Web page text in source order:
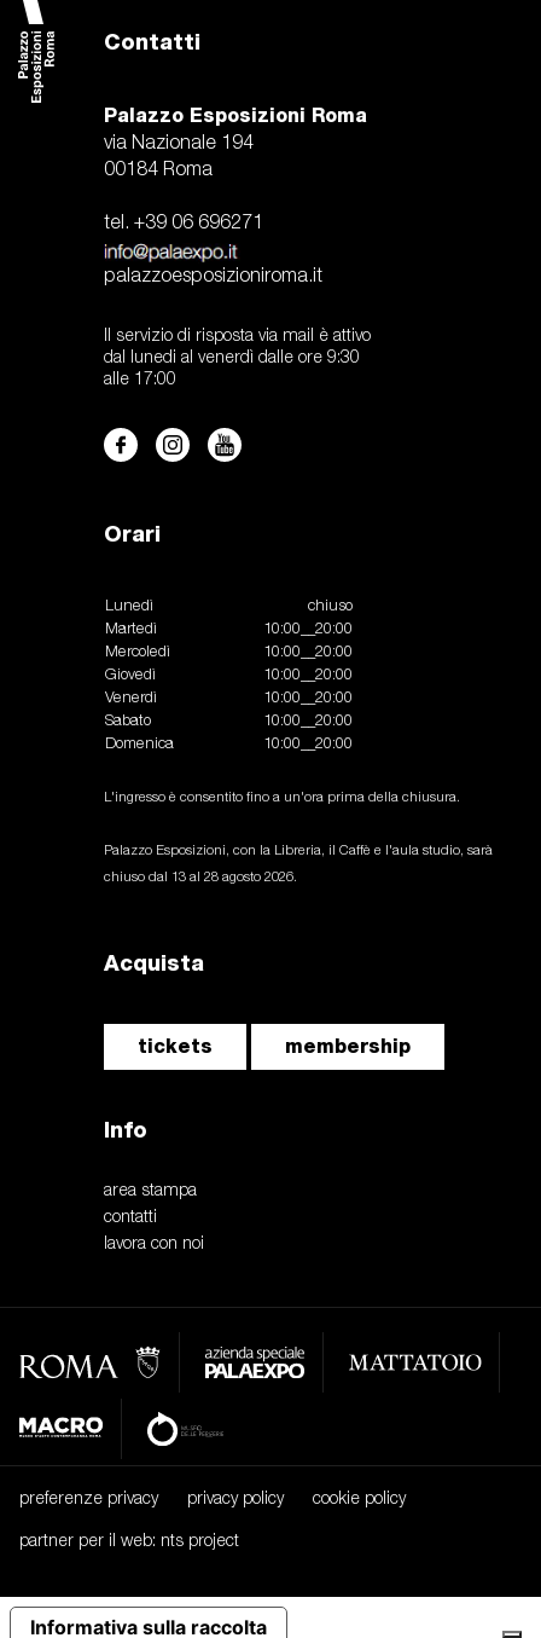
Contatti
Palazzo Esposizioni Roma
via Nazionale 194
00184 Roma
tel. +39 06 696271
palazzoesposizioniroma.it
Il servizio di risposta via mail è attivo
dal lunedi al venerdì dalle ore 9:30
alle 17:00
Orari
Lunedì
chiuso
Martedì
10:00__20:00
Mercoledì
10:00__20:00
Giovedì
10:00__20:00
Venerdì
10:00__20:00
Sabato
10:00__20:00
Domenica
10:00__20:00
L'ingresso è consentito fino a un'ora prima della chiusura.
Palazzo Esposizioni, con la Libreria, il Caffè e l'aula studio, sarà
chiuso dal 13 al 28 agosto 2026.
Acquista
tickets membership
Info
area stampa
contatti
lavora con noi
preferenze privacy privacy policy cookie policy
partner per il web: nts project
Informativa sulla raccolta